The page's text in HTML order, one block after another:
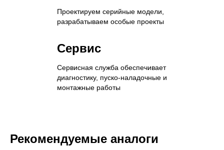
Проектируем серийные модели,
разрабатываем особые проекты
Сервис
Сервисная служба обеспечивает
диагностику, пуско-наладочные и
монтажные работы
Рекомендуемые аналоги